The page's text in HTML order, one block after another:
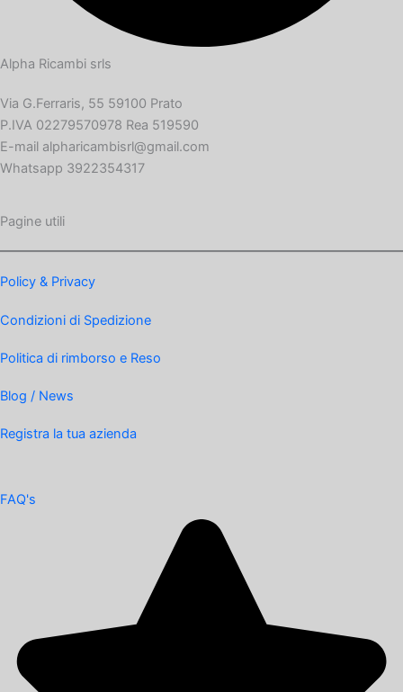
Alpha Ricambi srls
Via G.Ferraris, 55 59100 Prato
P.IVA 02279570978 Rea 519590
E-mail alpharicambisrl@gmail.com
Whatsapp 3922354317
Pagine utili
Policy & Privacy
Condizioni di Spedizione
Politica di rimborso e Reso
Blog / News
Registra la tua azienda
FAQ's